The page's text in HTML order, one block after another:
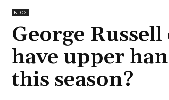
BLOG
George
have upper
this season?